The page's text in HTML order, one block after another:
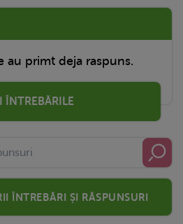
au primt deja raspuns.
ÎNTREBĂRILE
întrebări și răspunsuri